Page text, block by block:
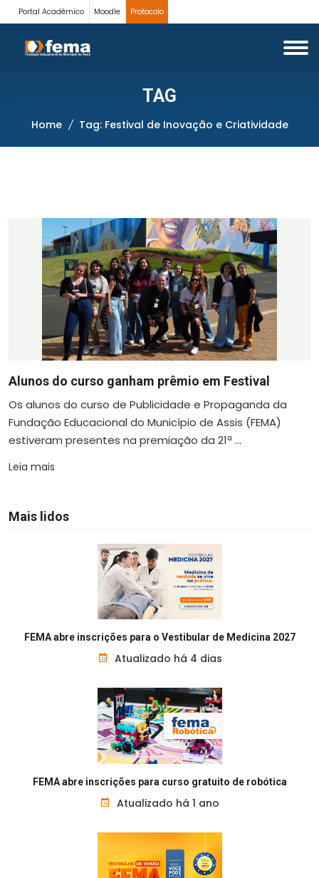
Portal Acadêmico Moodle Protocolo
TAG
Home Tag: Festival de Inovação e Criatividade
Alunos do curso ganham prêmio em Festival
Os alunos do curso de Publicidade e Propaganda da
Fundação Educacional do Município de Assis (FEMA)
estiveram presentes na premiação da 21ª ...
Leia mais
Mais lidos
FEMA abre inscrições para o Vestibular de Medicina 2027
Atualizado há 4 dias
FEMA abre inscrições para curso gratuito de robótica
Atualizado há 1 ano